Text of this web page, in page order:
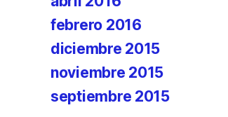
febrero 2016
diciembre 2015
noviembre 2015
septiembre 2015